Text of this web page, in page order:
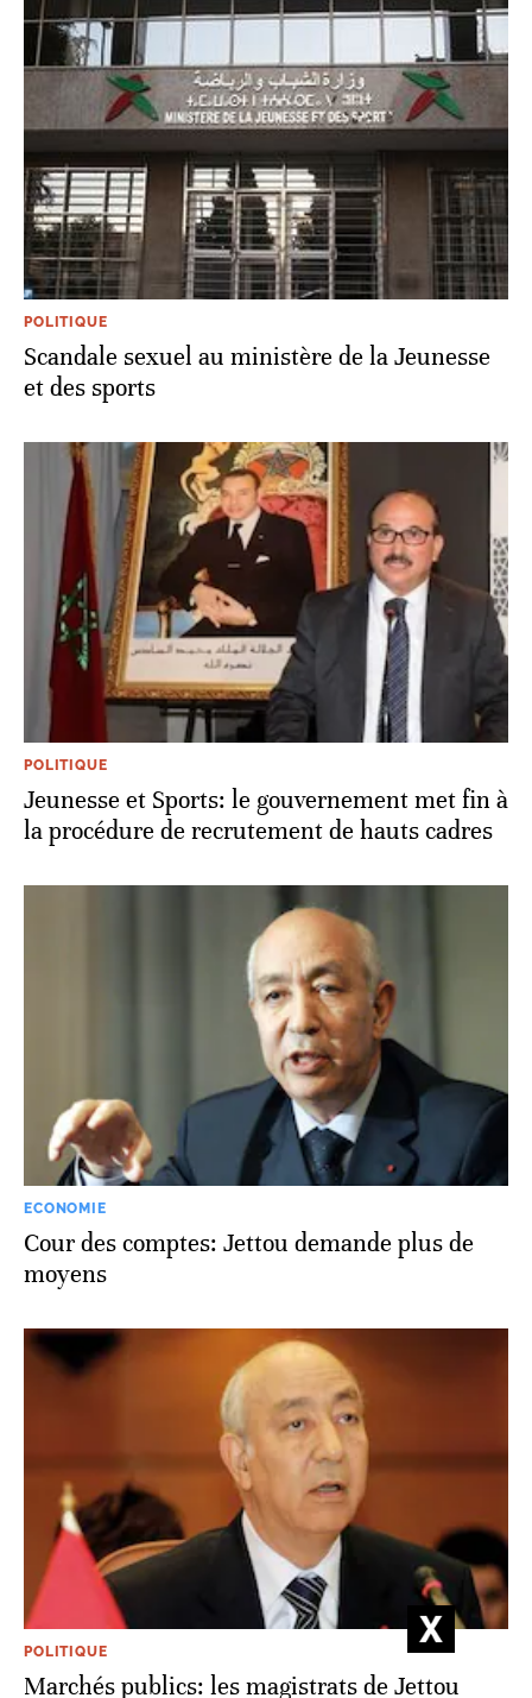
POLITIQUE
Scandale sexuel au ministère de la Jeunesse
et des sports
POLITIQUE
Jeunesse et Sports: le gouvernement met fin à
la procédure de recrutement de hauts cadres
ECONOMIE
Cour des comptes: Jettou demande plus de
moyens
POLITIQUE
Marchés publics: les magistrats de Jettou